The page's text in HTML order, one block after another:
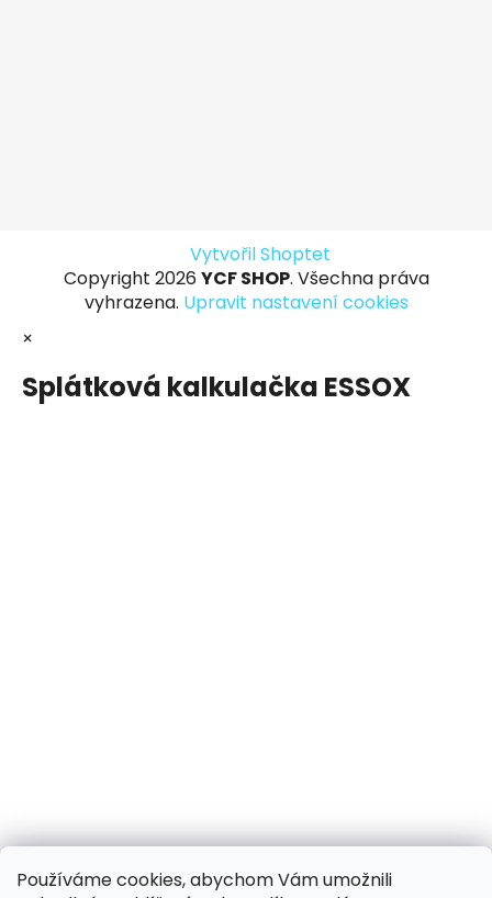
Používáme cookies, abychom Vám umožnili
Vytvořil Shoptet
Copyright 2026 YCF SHOP. Všechna práva
vyhrazena. Upravit nastavení cookies
×
Splátková kalkulačka ESSOX